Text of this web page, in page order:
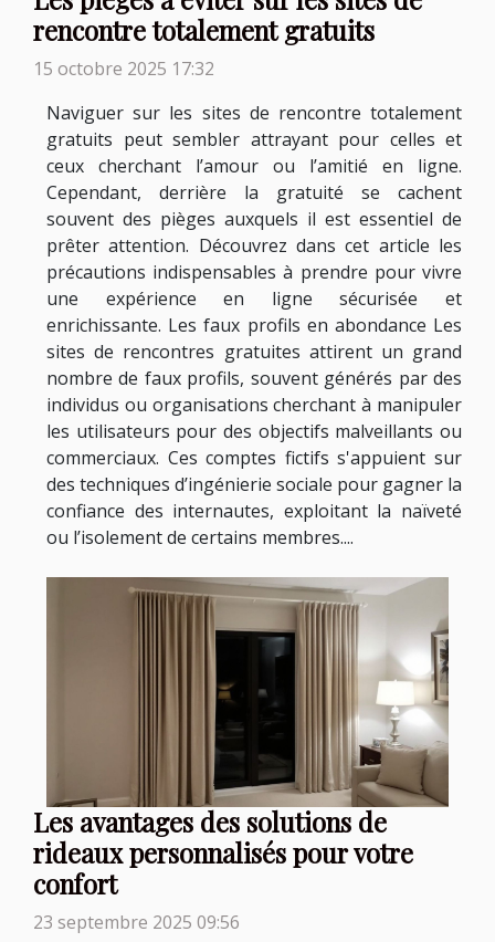
rencontre totalement gratuits
15 octobre 2025 17:32
Naviguer sur les sites de rencontre totalement
gratuits peut sembler attrayant pour celles et
ceux cherchant l’amour ou l’amitié en ligne.
Cependant, derrière la gratuité se cachent
souvent des pièges auxquels il est essentiel de
prêter attention. Découvrez dans cet article les
précautions indispensables à prendre pour vivre
une expérience en ligne sécurisée et
enrichissante. Les faux profils en abondance Les
sites de rencontres gratuites attirent un grand
nombre de faux profils, souvent générés par des
individus ou organisations cherchant à manipuler
les utilisateurs pour des objectifs malveillants ou
commerciaux. Ces comptes fictifs s'appuient sur
des techniques d’ingénierie sociale pour gagner la
confiance des internautes, exploitant la naïveté
ou l’isolement de certains membres....
Les avantages des solutions de
rideaux personnalisés pour votre
confort
23 septembre 2025 09:56